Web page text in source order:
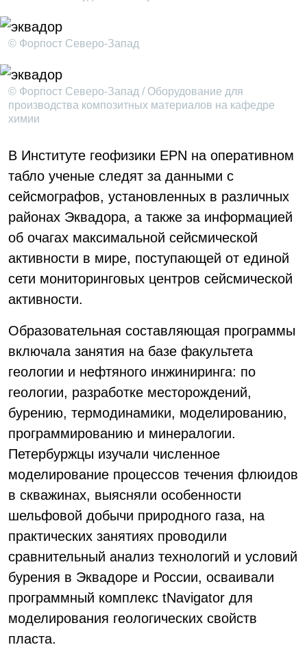
© Форпост Северо-Запад
© Форпост Северо-Запад / Оборудование для
производства композитных материалов на кафедре
химии
В Институте геофизики EPN на оперативном
табло ученые следят за данными с
сейсмографов, установленных в различных
районах Эквадора, а также за информацией
об очагах максимальной сейсмической
активности в мире, поступающей от единой
сети мониторинговых центров сейсмической
активности.
Образовательная составляющая программы
включала занятия на базе факультета
геологии и нефтяного инжиниринга: по
геологии, разработке месторождений,
бурению, термодинамики, моделированию,
программированию и минералогии.
Петербуржцы изучали численное
моделирование процессов течения флюидов
в скважинах, выясняли особенности
шельфовой добычи природного газа, на
практических занятиях проводили
сравнительный анализ технологий и условий
бурения в Эквадоре и России, осваивали
программный комплекс tNavigator для
моделирования геологических свойств
пласта.